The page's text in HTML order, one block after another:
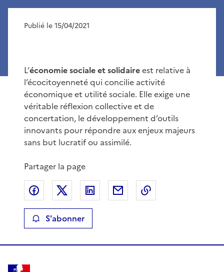
Publié le 15/04/2021
L’économie sociale et solidaireest relative à
l’écocitoyenneté qui concilie activité
économique et utilité sociale. Elle exige une
véritable réflexion collective et de
concertation, le développement d’outils
innovants pour répondre aux enjeux majeurs
sans but lucratif ou assimilé.
Partager la page
Partager sur Facebook
Partager sur XPartager sur LinkedIn
Partager par email
S'abonner